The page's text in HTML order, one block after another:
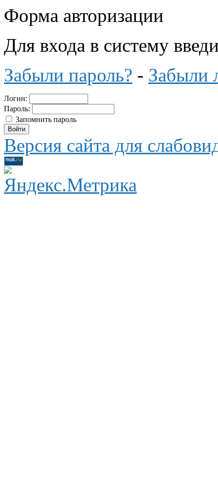
Форма авторизации
Для входа в систему
Забыли пароль? - Забыли
Логин:
Пароль:
Запомнить пароль
Версия сайта для